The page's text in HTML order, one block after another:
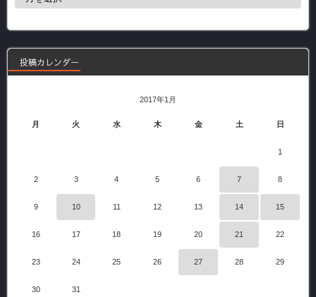
事
投稿カレンダー
2017年1月
月 火 水 木 金 土 日
1
2 3 4 5 6 7 8
9 10 11 12 13 14 15
16 17 18 19 20 21 22
23 24 25 26 27 28 29
30 31